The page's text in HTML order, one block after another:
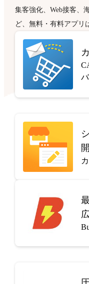
集客強化、Web接客、
ど、無料・有料アプリ